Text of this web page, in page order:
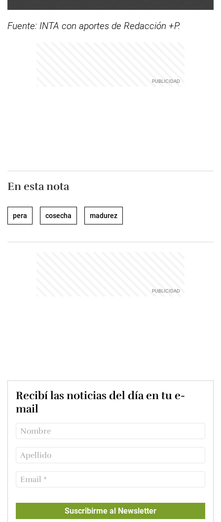
Fuente: INTA con aportes de Redacción +P.
En esta nota
pera cosecha madurez
Recibí las noticias del día en tu e-
mail
Suscribirme al Newsletter